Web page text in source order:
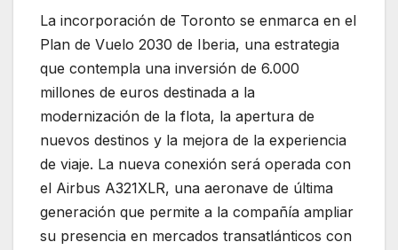
La incorporación de Toronto se enmarca en el
Plan de Vuelo 2030 de Iberia, una estrategia
que contempla una inversión de 6.000
millones de euros destinada a la
modernización de la flota, la apertura de
nuevos destinos y la mejora de la experiencia
de viaje. La nueva conexión será operada con
el Airbus A321XLR, una aeronave de última
generación que permite a la compañía ampliar
su presencia en mercados transatlánticos con